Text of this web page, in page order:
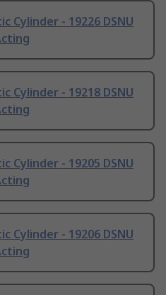
Cylinder - 19226 DSNU
Cylinder - 19218 DSNU
Cylinder - 19205 DSNU
Cylinder - 19206 DSNU